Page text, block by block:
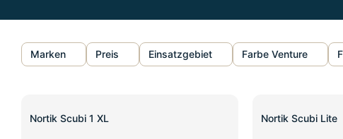
Marken Preis Einsatzgebiet Farbe Venture
SALE
Nortik Scubi 1 XL SALE
Nortik Scubi Lite